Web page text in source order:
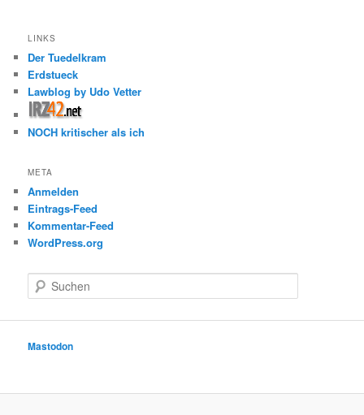
LINKS
Der Tuedelkram
Erdstueck
Lawblog by Udo Vetter
NOCH kritischer als ich
META
Anmelden
Eintrags-Feed
Kommentar-Feed
WordPress.org
u
e
Mastodon